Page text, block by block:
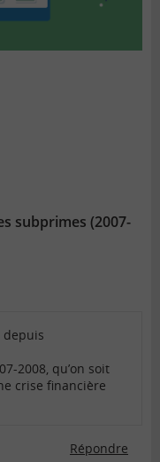
subprimes (2007-
depuis
2008, qu’on soit
crise financière
Répondre